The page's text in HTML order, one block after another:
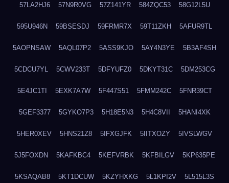
57LA2HJ6 57N9R0VG 57Z141YR 584ZQC53 58G12L5U
595U946N 59BSESDJ 59FRMR7X 59T11ZKH 5AFUR9TL
5AOPNSAW 5AQL07P2 5ASS9KJO 5AY4N3YE 5B3AF4SH
5CDCU7YL 5CWV233T 5DFYUFZ0 5DKYT31C 5DM253CG
5E4JC1TI 5EXK7A7W 5F447S51 5FMM242C 5FNR39CT
5GEF3377 5GYKO7P3 5H18E5N3 5H4C8VII 5HANI4XK
5HER0XEV 5HNS21Z8 5IFXGJFK 5IITXOZY 5IVSLWGV
5J5FOXDN 5KAFKBC4 5KEFVRBK 5KFBILGV 5KP635PE
5KSAQAB8 5KT1DCUW 5KZYHXKG 5L1KPI2V 5L515L3S